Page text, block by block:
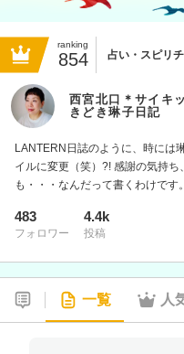
ranking
854 占い・スピリ
西宮北口＊サイキ
きどき琳子日記
LANTERN日誌のように、時には
イルに変更（笑）?! 感謝の気持
も・・・なんだって書くわけです。
483
フォロワー
4.4k
投稿
一覧 人